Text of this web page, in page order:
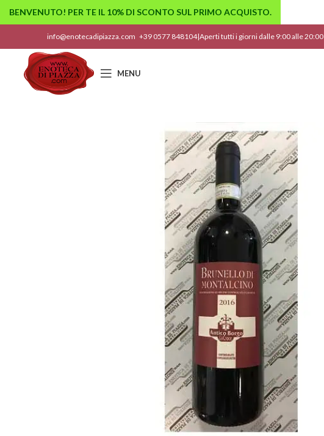
info@enotecadipiazza.com +39 0577 848104|Aperti tutti i giorni dalle 9:00 alle 20:00
MENU
BENVENUTO! PER TE IL 10% DI SCONTO SUL PRIMO ACQUISTO.